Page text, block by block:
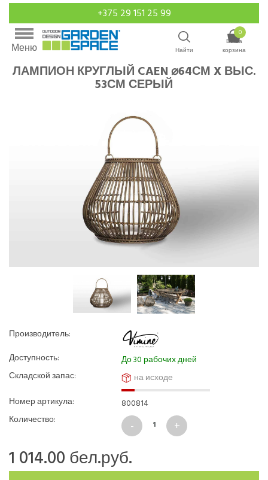
+375 29 151 25 99
Меню Найти
0
Ваша
корзина
ЛАМПИОН КРУГЛЫЙ CAEN ⌀64СМ X ВЫС.
53СМ СЕРЫЙ
Производитель:
Доступность:
До 30 рабочих дней
Складской запас:
на исходе
Номер артикула:
800814
Количество:
1 014.00 бел.руб.